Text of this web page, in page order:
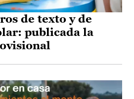
de texto y de
publicada la